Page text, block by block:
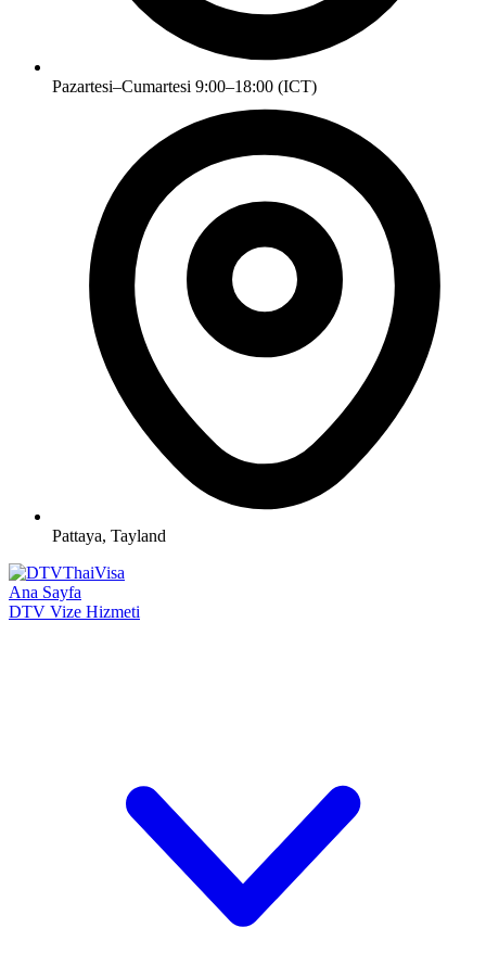
Pazartesi–Cumartesi 9:00–18:00 (ICT)
Pattaya, Tayland
Ana Sayfa
DTV Vize Hizmeti